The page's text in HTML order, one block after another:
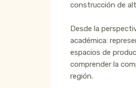
construcción de
Desde la
académica:
espacios de
comprender la
región.